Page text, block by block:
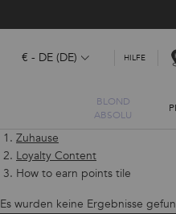
€ - DE (DE) HILFE
BLOND
ABSOLU
Hauptinhalt
Zuhause
Loyalty Content
How to earn points tile
Es wurden keine Ergebnisse